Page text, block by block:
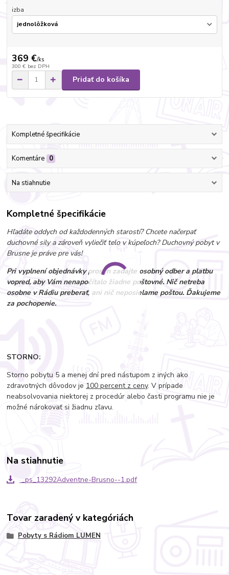
izba
369 €/ks
300 € bez DPH
Pridať do košíka
Kompletné špecifikácie
Komentáre 0
Na stiahnutie
Kompletné špecifikácie
Hľadáte oddych od každodenných starostí? Chcete načerpať
duchovné sily a zároveň vyliečiť telo v kúpeľoch? Duchovný pobyt v
Brusne je práve pre vás!
Pri vyplnení objednávky prosím zadajte osobný odber a platbu
vopred, aby Vám nenapočítalo žiadne poštovné. Nič netreba
osobne v Rádiu preberať, ani nič neposielame poštou. Ďakujeme
za pochopenie.
STORNO:
Storno pobytu 5 a menej dní pred nástupom z iných ako
zdravotných dôvodov je 100 percent z ceny. V prípade
neabsolvovania niektorej z procedúr alebo časti programu nie je
možné nárokovať si žiadnu zľavu.
Na stiahnutie
_ps_13292Adventne-Brusno--1.pdf
Tovar zaradený v kategóriách
Pobyty s Rádiom LUMEN